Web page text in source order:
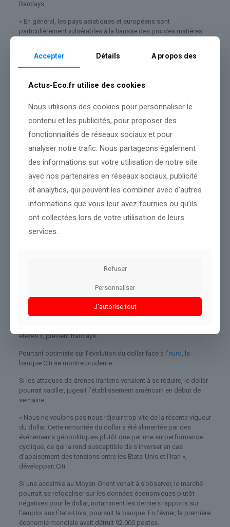
Barclays.
« En général, les pays asiatiques et européens sont
particulièrement vulnérables à la hausse des prix des matières
son côté Goldman Sachs.
Réserve fédérale américaine (Fed) ont également pu jouer. Même
aussi commencé à spéculer sur des relèvements de taux de la
part des banques centrales des autres pays, comme la Banque
centrale européenne et la Banque d’Angleterre.
Une revanche de courte durée?
Le dollar peut-il continuer à prendre sa revanche et malmener les
Sans trop de surprise, cela dépendra de l’évolution du conflit en
« La guerre en Ukraine nous enseigne que les considérations de
relatives de variables telles que les écarts de taux dans le
En d’autres termes, les États-Unis,qui sont devenus exportateurs
qui représentent 21% du total ou encore vers les Pays-Bas et le
Canada), sont mieux armés que l’Europe, importatrice nette.
« Cela implique des perspectives à court terme plus résilientes
élevés », prévient Barclays.
Pourtant optimiste sur l’évolution du dollar face à l’euro , la
banque Citi se montre prudente.
Si les attaques de drones iraniens venaient à se réduire, le dollar
pourrait vaciller, jugeait l’établissement américain en début de
semaine.
« Nous ne voulons pas nous réjouir trop vite de la récente vigueur
du dollar. Cette remontée du dollar a été alimentée par des
événements géopolitiques plutôt que par une surperformance
cyclique, ce qui la rend susceptible de s’inverser en cas
d’apaisement des tensions entre les États-Unis et l’Iran »,
développait Citi.
Si une accalmie au Moyen-Orient venait à s’observer, le marché
pourrait se refocaliser sur les données économiques plutôt
négatives pour le dollar, notamment les derniers rapports sur
l’emploi aux États-Unis, poursuit la banque. En février, la première
économie mondiale avait détruit 92.000 postes.
Accepter Détails A propos des
Actus-Eco.fr utilise des cookies
Nous utilisons des cookies pour personnaliser le
contenu et les publicités, pour proposer des
fonctionnalités de réseaux sociaux et pour
analyser notre trafic. Nous partageons également
des informations sur votre utilisation de notre site
avec nos partenaires en réseaux sociaux, publicité
et analytics, qui peuvent les combiner avec d’autres
informations que vous leur avez fournies ou qu’ils
ont collectées lors de votre utilisation de leurs
services.
Refuser
Personnaliser
J'autorise tout